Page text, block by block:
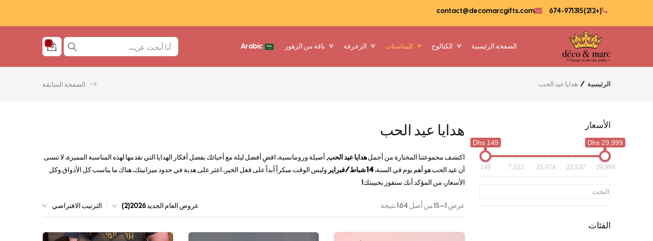
(+212) 674-971315
contact@decomarcgifts.com
الصفحة الرئيسية الكتالوج المناسبات الزخرفة باقة من الزهور Arabic
0
الرئيسية هدايا عيد الحب الصفحة السابقة
هدايا عيد الحب
اكتشف مجموعتنا المختارة من أجملهدايا عيد الحب, أصيلة ورومانسية. اقضِ أفضل ليلة مع أحبائك بفضل أفكار الهدايا التي نقدمها لهذه المناسبة المميزة. لا تنسى
أن عيد الحب هو أهم يوم في السنة.14 شباط/فبراير
وليس الوقت مبكراً أبداً على فعل الخير. اعثر على هدية في حدود ميزانيتك. هناك ما يناسب كل الأذواق وكل
الأسعار. من المؤكد أنك ستفوز بحبيبتك!
عرض 1–15 من أصل 164 نتيجة الترتيب الافتراضي عروض العام الجديد 2026(2)
الأسعار
149 Dhs 29,999 Dhs
149 7,612 15,074 22,537 29,999
الفئات